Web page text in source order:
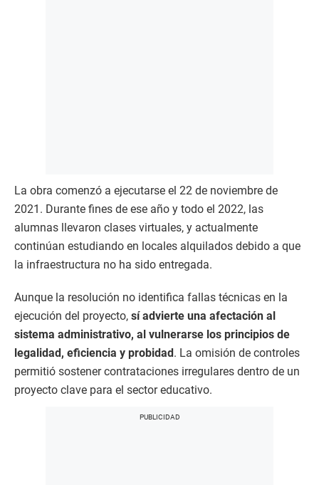
La obra comenzó a ejecutarse el 22 de noviembre de
2021. Durante fines de ese año y todo el 2022, las
alumnas llevaron clases virtuales, y actualmente
continúan estudiando en locales alquilados debido a que
la infraestructura no ha sido entregada.
Aunque la resolución no identifica fallas técnicas en la
ejecución del proyecto, sí advierte una afectación al
sistema administrativo, al vulnerarse los principios de
legalidad, eficiencia y probidad. La omisión de controles
permitió sostener contrataciones irregulares dentro de un
proyecto clave para el sector educativo.